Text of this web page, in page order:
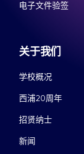
电子文件验签
关于我们
学校概况
西浦20周年
招贤纳士
新闻